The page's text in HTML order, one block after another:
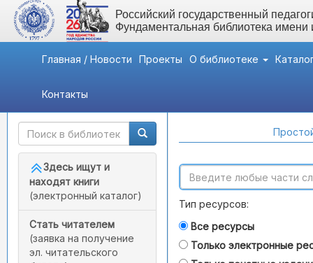
Российский государственный
Фундаментальная библиотека
Главная / Новости Проекты О библиотеке
Контакты
Быстрый доступ
Здесь ищут и
находят книги
(электронный каталог)
Стать читателем
(заявка на получение
эл. читательского
Тип ресурсов:
Все ресурсы
Только электронные